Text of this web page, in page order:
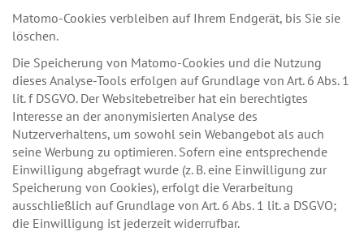
Matomo-Cookies verbleiben auf Ihrem Endgerät, bis Sie sie
löschen.
Die Speicherung von Matomo-Cookies und die Nutzung
dieses Analyse-Tools erfolgen auf Grundlage von Art. 6 Abs. 1
lit. f DSGVO. Der Websitebetreiber hat ein berechtigtes
Interesse an der anonymisierten Analyse des
Nutzerverhaltens, um sowohl sein Webangebot als auch
seine Werbung zu optimieren. Sofern eine entsprechende
Einwilligung abgefragt wurde (z. B. eine Einwilligung zur
Speicherung von Cookies), erfolgt die Verarbeitung
ausschließlich auf Grundlage von Art. 6 Abs. 1 lit. a DSGVO;
die Einwilligung ist jederzeit widerrufbar.